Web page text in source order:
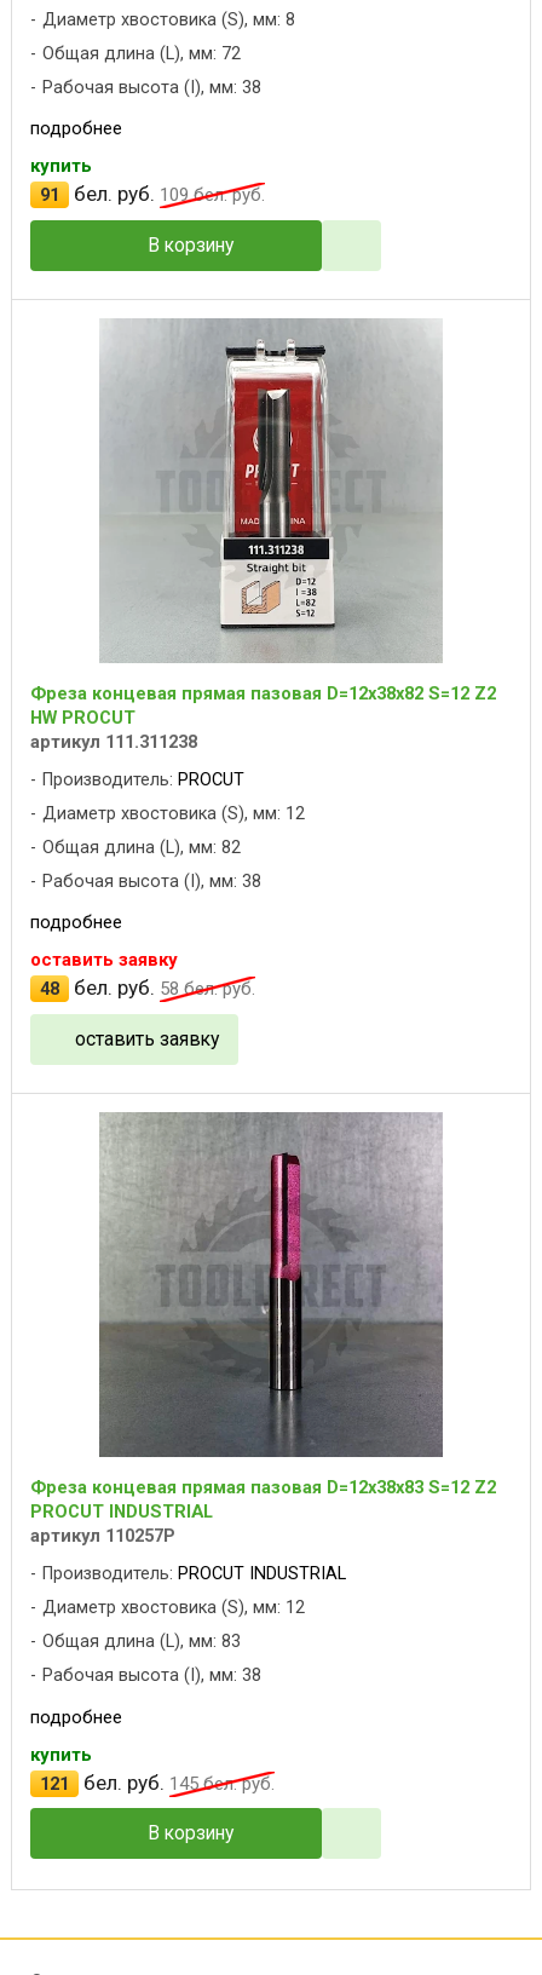
Диаметр хвостовика (S), мм: 8
Общая длина (L), мм: 72
Рабочая высота (I), мм: 38
подробнее
купить
91
бел. руб. 109бел. руб.
В корзину
Фреза концевая прямая пазовая D=12x38x82 S=12 Z2
HW PROCUT
артикул 111.311238
Производитель: PROCUT
Диаметр хвостовика (S), мм: 12
Общая длина (L), мм: 82
Рабочая высота (I), мм: 38
подробнее
оставить заявку
48
бел. руб. 58бел. руб.
оставить заявку
Фреза концевая прямая пазовая D=12x38x83 S=12 Z2
PROCUT INDUSTRIAL
артикул 110257P
Производитель: PROCUT INDUSTRIAL
Диаметр хвостовика (S), мм: 12
Общая длина (L), мм: 83
Рабочая высота (I), мм: 38
подробнее
купить
121
бел. руб. 145бел. руб.
В корзину